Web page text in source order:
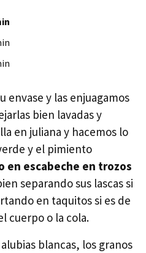
envase y las enjuagamos
bien lavadas y
en juliana y hacemos lo
y el pimiento
en escabeche en trozos
separando sus lascas si
en taquitos si es de
cuerpo o la cola.
blancas, los granos